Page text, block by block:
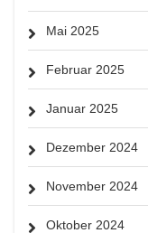
Mai 2025
Februar 2025
Januar 2025
Dezember 2024
November 2024
Oktober 2024